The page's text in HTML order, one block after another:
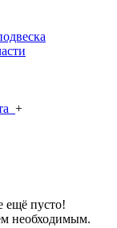
+
ещё пусто!
необходимым.